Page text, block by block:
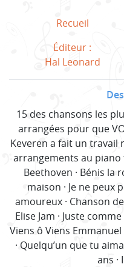
Recueil
Éditeur :
Hal Leonard
15 des chansons les
arrangées pour que
Keveren a fait un
arrangements au piano
Beethoven · Bénis la
maison · Je ne peux
amoureux · Chanson
Elise Jam · Juste
Viens ô Viens Emmanuel
· Quelqu’un que tu
ans ·